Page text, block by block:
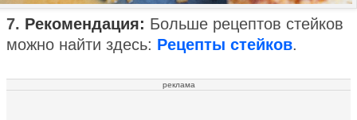
7. Рекомендация: Больше рецептов стейков
можно найти здесь: Рецепты стейков.
реклама